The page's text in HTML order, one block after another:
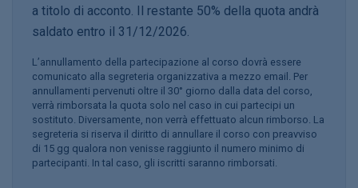
a titolo di acconto. Il restante 50% della quota andrà
saldato entro il 31/12/2026.
L’annullamento della partecipazione al corso dovrà essere
comunicato alla segreteria organizzativa a mezzo email. Per
annullamenti pervenuti oltre il 30° giorno dalla data del corso,
verrà rimborsata la quota solo nel caso in cui partecipi un
sostituto. Diversamente, non verrà effettuato alcun rimborso. La
segreteria si riserva il diritto di annullare il corso con preavviso
di 15 gg qualora non venisse raggiunto il numero minimo di
partecipanti. In tal caso, gli iscritti saranno rimborsati.